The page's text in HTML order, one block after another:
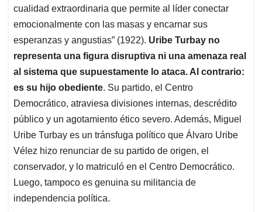
cualidad extraordinaria que permite al líder conectar
emocionalmente con las masas y encarnar sus
esperanzas y angustias” (1922). Uribe Turbay no
representa una figura disruptiva ni una amenaza real
al sistema que supuestamente lo ataca. Al contrario:
es su hijo obediente. Su partido, el Centro
Democrático, atraviesa divisiones internas, descrédito
público y un agotamiento ético severo. Además, Miguel
Uribe Turbay es un tránsfuga político que Álvaro Uribe
Vélez hizo renunciar de su partido de origen, el
conservador, y lo matriculó en el Centro Democrático.
Luego, tampoco es genuina su militancia de
independencia política.